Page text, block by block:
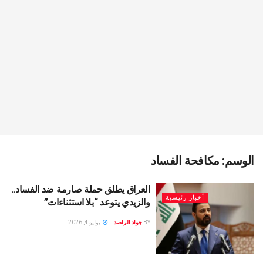
الوسم: مكافحة الفساد
أخبار رئيسية
العراق يطلق حملة صارمة ضد الفساد..
والزيدي يتوعد “بلا استثناءات”
BY جواد الراصد يوليو 4, 2026